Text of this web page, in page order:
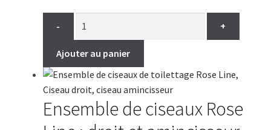
- +
Ajouter au panier
Ensemble de ciseaux Rose